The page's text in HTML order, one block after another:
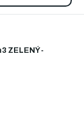
ZELENÝ -